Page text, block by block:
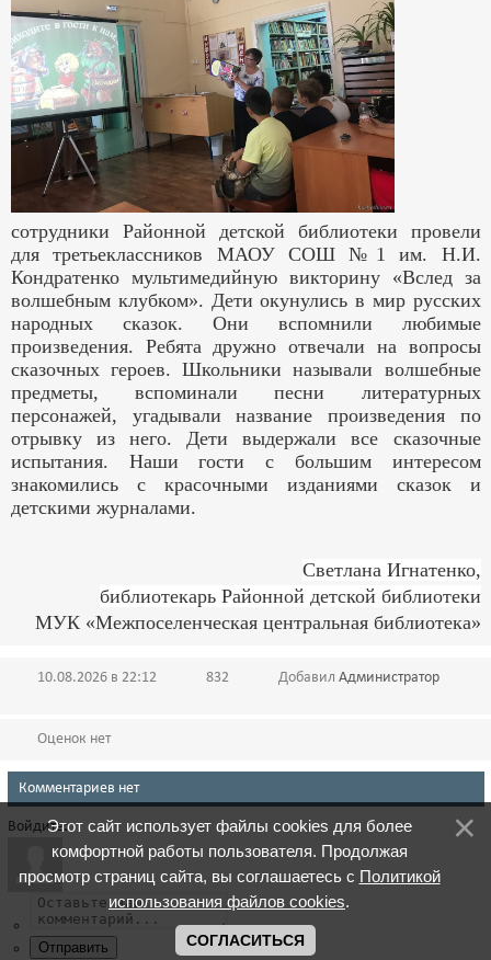
сотрудники Районной детской библиотеки провели
для третьеклассников МАОУ СОШ №1 им. Н.И.
Кондратенко мультимедийную викторину «Вслед за
волшебным клубком». Дети окунулись в мир русских
народных сказок. Они вспомнили любимые
произведения. Ребята дружно отвечали на вопросы
сказочных героев. Школьники называли волшебные
предметы, вспоминали песни литературных
персонажей, угадывали название произведения по
отрывку из него. Дети выдержали все сказочные
испытания. Наши гости с большим интересом
знакомились с красочными изданиями сказок и
детскими журналами.
Светлана Игнатенко,
библиотекарь Районной детской библиотеки
МУК «Межпоселенческая центральная библиотека»
10.08.2026 в 22:12 832 Добавил Администратор
Оценок нет
Комментариев нет
Войдите:
Отправить
Этот сайт использует файлы cookies для более
комфортной работы пользователя. Продолжая
просмотр страниц сайта, вы соглашаетесь с Политикой
использования файлов cookies.
СОГЛАСИТЬСЯ